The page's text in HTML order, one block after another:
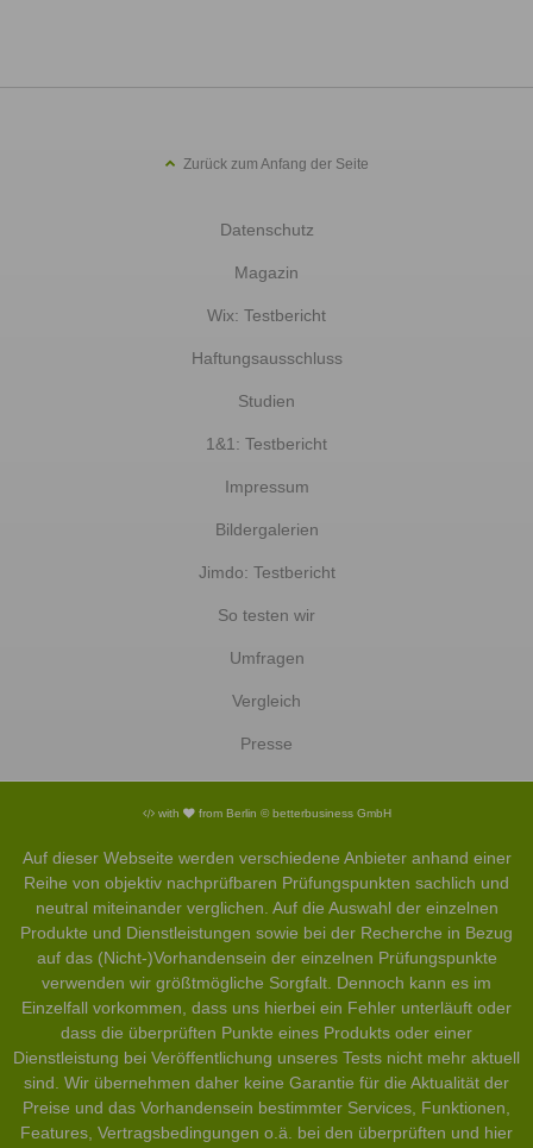
Zurück zum Anfang der Seite
Datenschutz
Magazin
Wix: Testbericht
Haftungsausschluss
Studien
1&1: Testbericht
Impressum
Bildergalerien
Jimdo: Testbericht
So testen wir
Umfragen
Vergleich
Presse
with from Berlin © betterbusiness GmbH
Auf dieser Webseite werden verschiedene Anbieter anhand einer
Reihe von objektiv nachprüfbaren Prüfungspunkten sachlich und
neutral miteinander verglichen. Auf die Auswahl der einzelnen
Produkte und Dienstleistungen sowie bei der Recherche in Bezug
auf das (Nicht-)Vorhandensein der einzelnen Prüfungspunkte
verwenden wir größtmögliche Sorgfalt. Dennoch kann es im
Einzelfall vorkommen, dass uns hierbei ein Fehler unterläuft oder
dass die überprüften Punkte eines Produkts oder einer
Dienstleistung bei Veröffentlichung unseres Tests nicht mehr aktuell
sind. Wir übernehmen daher keine Garantie für die Aktualität der
Preise und das Vorhandensein bestimmter Services, Funktionen,
Features, Vertragsbedingungen o.ä. bei den überprüften und hier